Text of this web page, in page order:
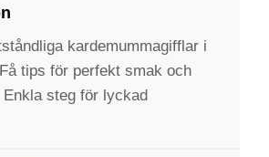
kardemummagifflar i
tips för perfekt smak och
steg för lyckad